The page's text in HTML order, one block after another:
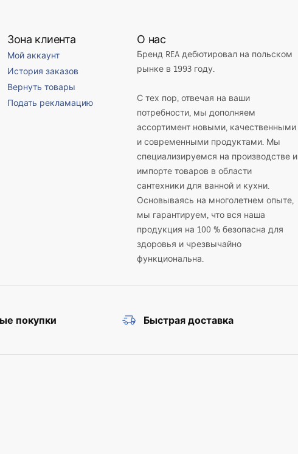
Зона клиента
Мой аккаунт
История заказов
Вернуть товары
Подать рекламацию
О нас
Бренд REA дебютировал на польском
рынке в 1993 году.
С тех пор, отвечая на ваши
потребности, мы дополняем
ассортимент новыми, качественными
и современными продуктами. Мы
специализируемся на производстве и
импорте товаров в области
сантехники для ванной и кухни.
Основываясь на многолетнем опыте,
мы гарантируем, что вся наша
продукция на 100 % безопасна для
здоровья и чрезвычайно
функциональна.
покупки Быстрая доставка